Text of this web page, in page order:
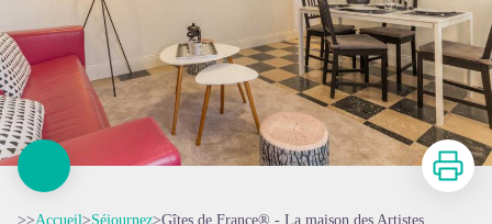
Imprimer
>>Accueil>Séjournez>Gîtes de France® - La maison des Artistes